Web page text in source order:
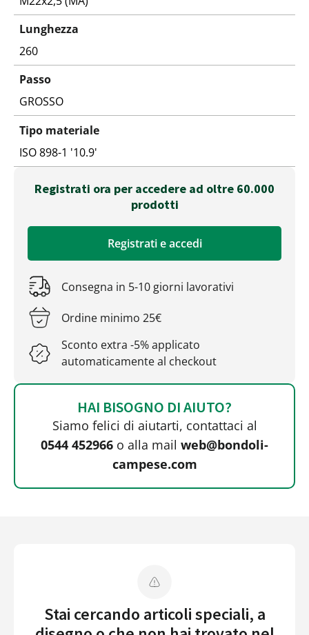
Lunghezza
260
Passo
GROSSO
Tipo materiale
ISO 898-1 '10.9'
Registrati ora per accedere ad oltre 60.000
prodotti
Registrati e accedi
Consegna in 5-10 giorni lavorativi
Ordine minimo 25€
Sconto extra -5% applicato
automaticamente al checkout
HAI BISOGNO DI AIUTO?
Siamo felici di aiutarti, contattaci al
0544 452966 o alla mail web@bondoli-
campese.com
Stai cercando articoli speciali, a